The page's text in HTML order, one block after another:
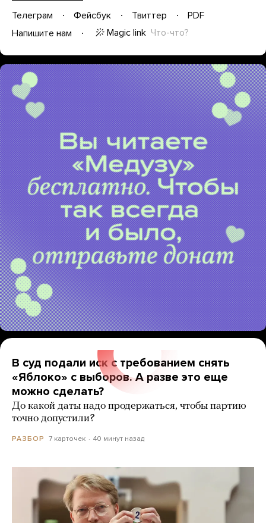
Телеграм Фейсбук Твиттер
PDF
Напишите нам
Magic link Что-что?
В суд подали иск с требованием снять
«Яблоко» с выборов. А разве это еще
можно сделать?
До какой даты надо продержаться, чтобы партию
точно допустили?
РАЗБОР 7 карточек 40 минут назад